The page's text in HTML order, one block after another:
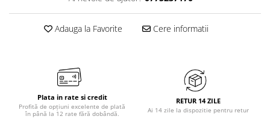
Adauga la Favorite Cere informatii
Plata in rate si credit
Profită de opțiuni excelente de plată
în până la 12 rate fără dobândă.
RETUR 14 ZILE
Ai 14 zile la dispozitie pentru retur